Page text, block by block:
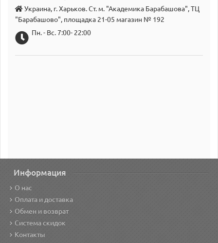
Украина, г. Харьков. Ст. м. "Академика Барабашова", ТЦ
"Барабашово", площадка 21-05 магазин № 192
Пн. - Вс. 7:00- 22:00
Информация
О нас
Оплата и доставка
Обмен и возврат
Система скидок
Контакты